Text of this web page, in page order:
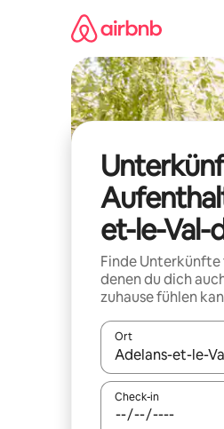
et-le-Val-
Finde
denen du dich
zuhause fühlen
Ort
Wenn Ergebnisse
Check-in